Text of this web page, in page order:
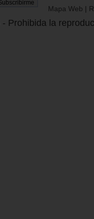
Mapa Web |
- Prohibida la